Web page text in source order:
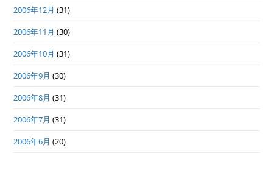
2006年12月 (31)
2006年11月 (30)
2006年10月 (31)
2006年9月 (30)
2006年8月 (31)
2006年7月 (31)
2006年6月 (20)